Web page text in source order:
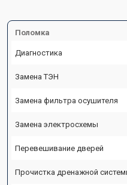
Поломка
Диагностика
Замена ТЭН
Замена фильтра осушителя
Замена электросхемы
Перевешивание дверей
Прочистка дренажной